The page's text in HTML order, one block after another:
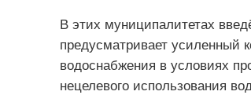
В этих муниципалитетах
предусматривает усиленный
водоснабжения в условиях
нецелевого использования